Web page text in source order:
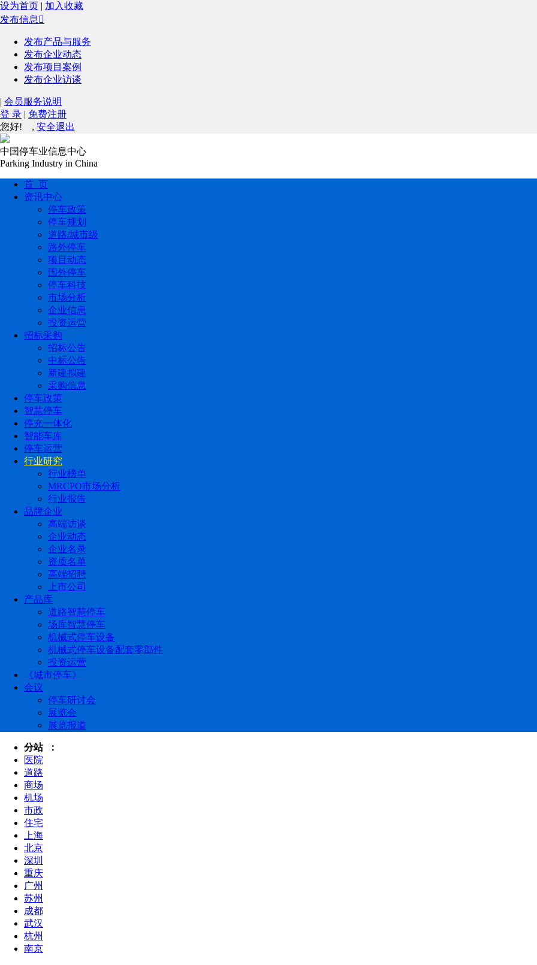
设为首页 | 加入收藏
发布信息 
发布产品与服务
发布企业动态
发布项目案例
发布企业访谈
| 会员服务说明
登 录 | 免费注册
您好!
, 安全退出
中国停车业信息中心
Parking Industry in China
首 页
资讯中心
停车政策
停车规划
道路/城市级
路外停车
项目动态
国外停车
停车科技
市场分析
企业信息
投资运营
招标采购
招标公告
中标公告
新建拟建
采购信息
停车政策
智慧停车
停充一体化
智能车库
停车运营
行业研究
行业榜单
MRCPO市场分析
行业报告
品牌企业
高端访谈
企业动态
企业名录
资质名单
高端招聘
上市公司
产品库
道路智慧停车
场库智慧停车
机械式停车设备
机械式停车设备配套零部件
投资运营
《城市停车》
会议
停车研讨会
展览会
展览报道
分站 ：
医院
道路
商场
机场
市政
住宅
上海
北京
深圳
重庆
广州
苏州
成都
武汉
杭州
南京